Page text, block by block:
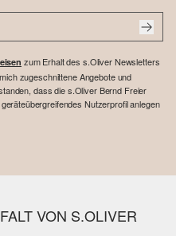
zum Erhalt des s.Oliver Newsletters
zugeschnittene Angebote und
dass die s.Oliver Bernd Freier
Nutzerprofil anlegen
VON S.OLIVER